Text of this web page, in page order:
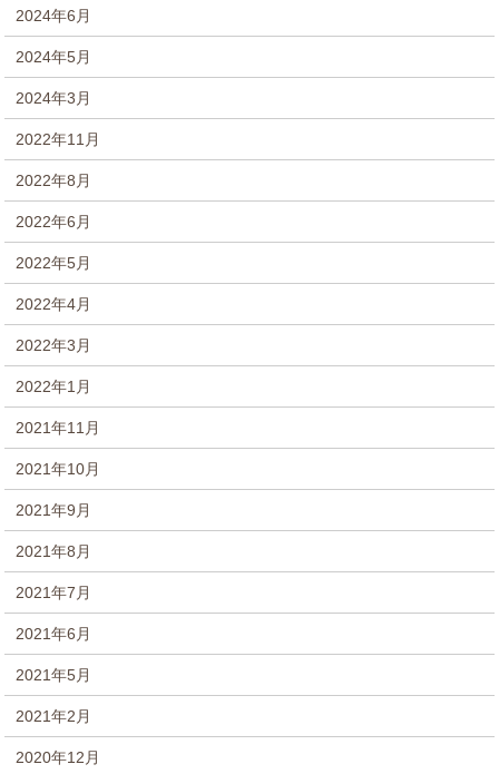
2024年6月
2024年5月
2024年3月
2022年11月
2022年8月
2022年6月
2022年5月
2022年4月
2022年3月
2022年1月
2021年11月
2021年10月
2021年9月
2021年8月
2021年7月
2021年6月
2021年5月
2021年2月
2020年12月